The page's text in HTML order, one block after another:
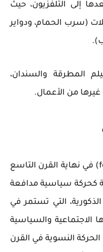
إلى التلفزيون، حيث
(سرب الحمام، ودواير
المطرقة والسندان،
من اﻷعمال.
نشأ الفن النسوي (feminist art) في نهاية القرن التاسع
كحركة سياسية مدافعة
التي تستمر في
الاجتماعية والسياسية
النسوية في القرن